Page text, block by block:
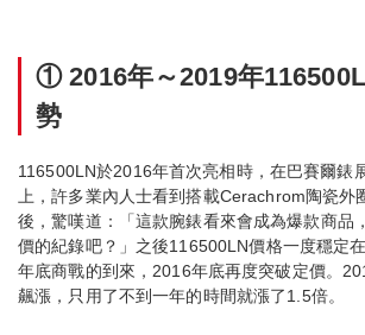
① 2016年～2019年
勢
116500LN於2016年首次亮相時，在巴賽爾錶
上，許多業內人士看到搭載Cerachrom陶瓷外
後，驚嘆道：「這款腕錶看來會成為爆款商品
價的紀錄吧？」之後116500LN價格一度穩定
年底商戰的到來，2016年底再度突破定價。
飆漲，只用了不到一年的時間就漲了1.5倍。